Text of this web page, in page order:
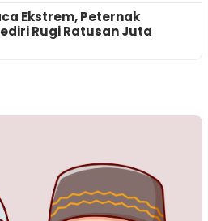
Ekstrem, Peternak
Rugi Ratusan Juta